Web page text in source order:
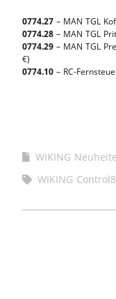
0774.27 – MAN TGL
0774.28 – MAN TGL
0774.29 – MAN TGL
€)
0774.10 – RC-
WIKING
WIKING